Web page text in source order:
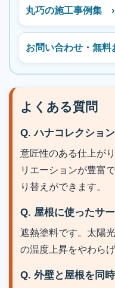
丸巧の施工事例集 ›
お問い合わせ・無
よくある質問
Q. ハナコレクショ
意匠性のある仕上が
リエーションが豊富
り替えができます。
Q. 屋根に使ったサ
遮熱塗料です。太陽
の温度上昇をやわら
Q. 外壁と屋根を同